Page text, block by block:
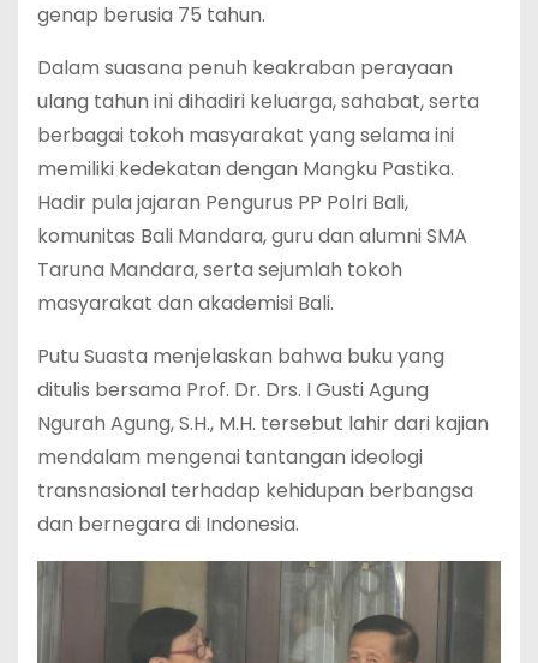
genap berusia 75 tahun.
Dalam suasana penuh keakraban perayaan
ulang tahun ini dihadiri keluarga, sahabat, serta
berbagai tokoh masyarakat yang selama ini
memiliki kedekatan dengan Mangku Pastika.
Hadir pula jajaran Pengurus PP Polri Bali,
komunitas Bali Mandara, guru dan alumni SMA
Taruna Mandara, serta sejumlah tokoh
masyarakat dan akademisi Bali.
Putu Suasta menjelaskan bahwa buku yang
ditulis bersama Prof. Dr. Drs. I Gusti Agung
Ngurah Agung, S.H., M.H. tersebut lahir dari kajian
mendalam mengenai tantangan ideologi
transnasional terhadap kehidupan berbangsa
dan bernegara di Indonesia.